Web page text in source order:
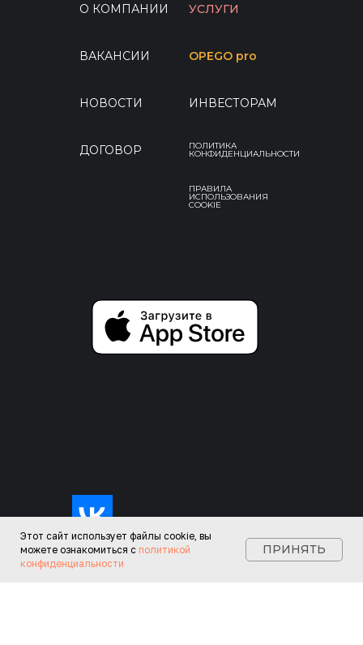
Этот сайт использует файлы cookie, вы
можете ознакомиться с политикой
конфиденциальности
ПРИНЯТЬ
УСЛУГИ
ПОЛИТИКА
КОНФИДЕНЦИАЛЬНОСТИ
ПРАВИЛА
ИСПОЛЬЗОВАНИЯ
COOKIE
ВАКАНСИИ
ДОГОВОР
ИНВЕСТОРАМ
OPEGO pro
О КОМПАНИИ
НОВОСТИ